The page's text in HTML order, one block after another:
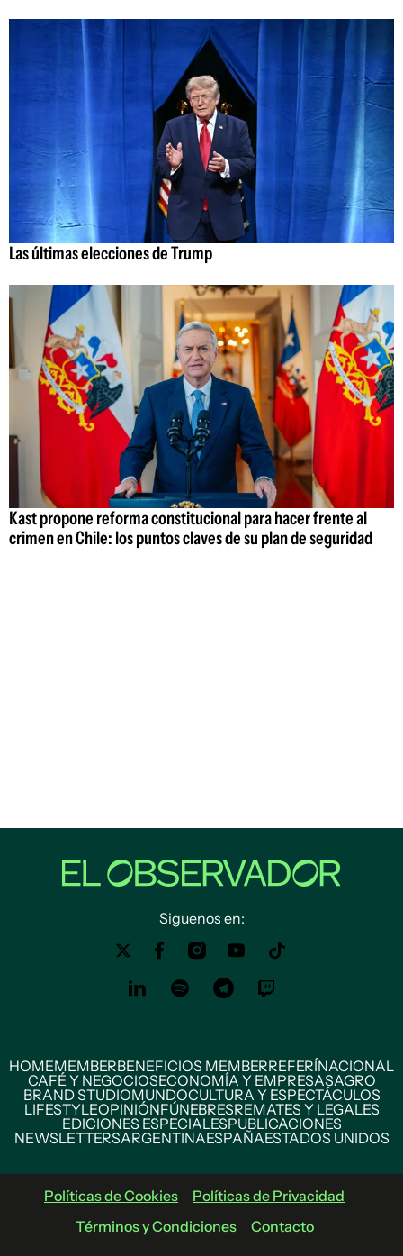
Las últimas elecciones de Trump
Kast propone reforma constitucional para hacer frente al
crimen en Chile: los puntos claves de su plan de seguridad
Siguenos en:
HOMEMEMBERBENEFICIOS MEMBERREFERÍNACIONAL
CAFÉ Y NEGOCIOSECONOMÍA Y EMPRESASAGRO
BRAND STUDIOMUNDOCULTURA Y ESPECTÁCULOS
LIFESTYLEOPINIÓNFÚNEBRESREMATES Y LEGALES
EDICIONES ESPECIALESPUBLICACIONES
NEWSLETTERSARGENTINAESPAÑAESTADOS UNIDOS
Políticas de Cookies
Políticas de Privacidad
Términos y Condiciones
Contacto